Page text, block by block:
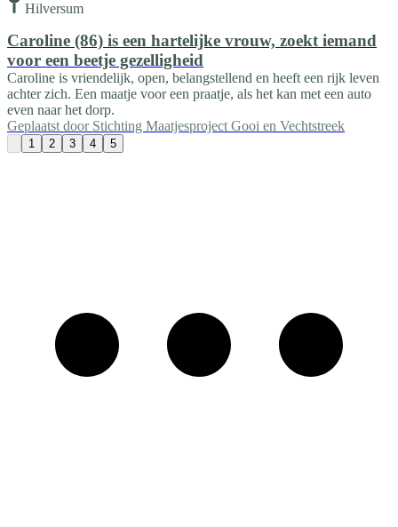
Hilversum
Caroline (86) is een hartelijke vrouw, zoekt iemand
voor een beetje gezelligheid
Caroline is vriendelijk, open, belangstellend en heeft een rijk leven
achter zich. Een maatje voor een praatje, als het kan met een auto
even naar het dorp.
Geplaatst door Stichting Maatjesproject Gooi en Vechtstreek
1 2 3 4 5